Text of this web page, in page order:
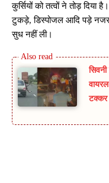
कुर्सियों को तत्वों ने तोड़
टुकड़े, डिस्पोजल आदि पड़े नजर
सुध नहीं ली।
टक्कर